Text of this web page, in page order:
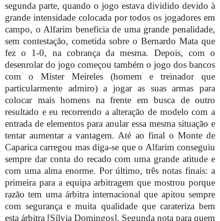
segunda parte, quando o jogo estava dividido devido à
grande intensidade colocada por todos os jogadores em
campo, o Alfarim beneficia de uma grande penalidade,
sem contestação, cometida sobre o Bernardo Mata que
fez o 1-0, na cobrança da mesma. Depois, com o
desenrolar do jogo começou também o jogo dos bancos
com o Mister Meireles (homem e treinador que
particularmente admiro) a jogar as suas armas para
colocar mais homens na frente em busca de outro
resultado e eu recorrendo a alteração de modelo com a
entrada de elementos para anular essa mesma situação e
tentar aumentar a vantagem. Até ao final o Monte de
Caparica carregou mas diga-se que o Alfarim conseguiu
sempre dar conta do recado com uma grande atitude e
com uma alma enorme. Por último, três notas finais: a
primeira para a equipa arbitragem que mostrou porque
razão tem uma árbitra internacional que apitou sempre
com segurança e muita qualidade que carateriza bem
esta árbitra [Sílvia Domingos]. Segunda nota para quem